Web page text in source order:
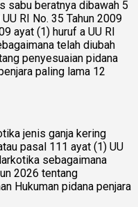
sabu beratnya dibawah 5
RI No. 35 Tahun 2009
ayat (1) huruf a UU RI
telah diubah
penyesuaian pidana
paling lama 12
jenis ganja kering
pasal 111 ayat (1) UU
sebagaimana
2026 tentang
Hukuman pidana penjara